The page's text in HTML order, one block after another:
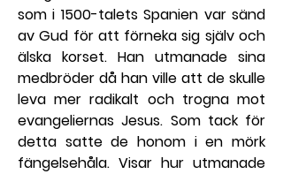
som i 1500-talets Spanien var sänd
av Gud för att förneka sig själv och
älska korset. Han utmanade sina
medbröder då han ville att de skulle
leva mer radikalt och trogna mot
evangeliernas Jesus. Som tack för
detta satte de honom i en mörk
fängelsehåla. Visar hur utmanade